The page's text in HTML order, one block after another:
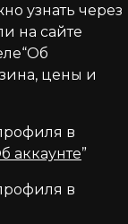
узнать через
на сайте
цены и
в
аккаунте”
в